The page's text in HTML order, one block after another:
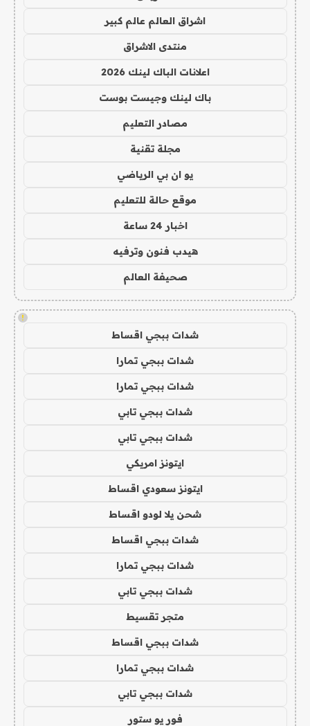
اشراق العالم عالم كبير
منتدى الاشراق
اعلانات الباك لينك 2026
باك لينك وجيست بوست
مصادر التعليم
مجلة تقنية
يو ان بي الرياضي
موقع حالة للتعليم
اخبار 24 ساعة
هيدب فنون وترفيه
صحيفة العالم
!
شدات ببجي اقساط
شدات ببجي تمارا
شدات ببجي تمارا
شدات ببجي تابي
شدات ببجي تابي
ايتونز امريكي
ايتونز سعودي اقساط
شحن يلا لودو اقساط
شدات ببجي اقساط
شدات ببجي تمارا
شدات ببجي تابي
متجر تقسيط
شدات ببجي اقساط
شدات ببجي تمارا
شدات ببجي تابي
فور يو ستور